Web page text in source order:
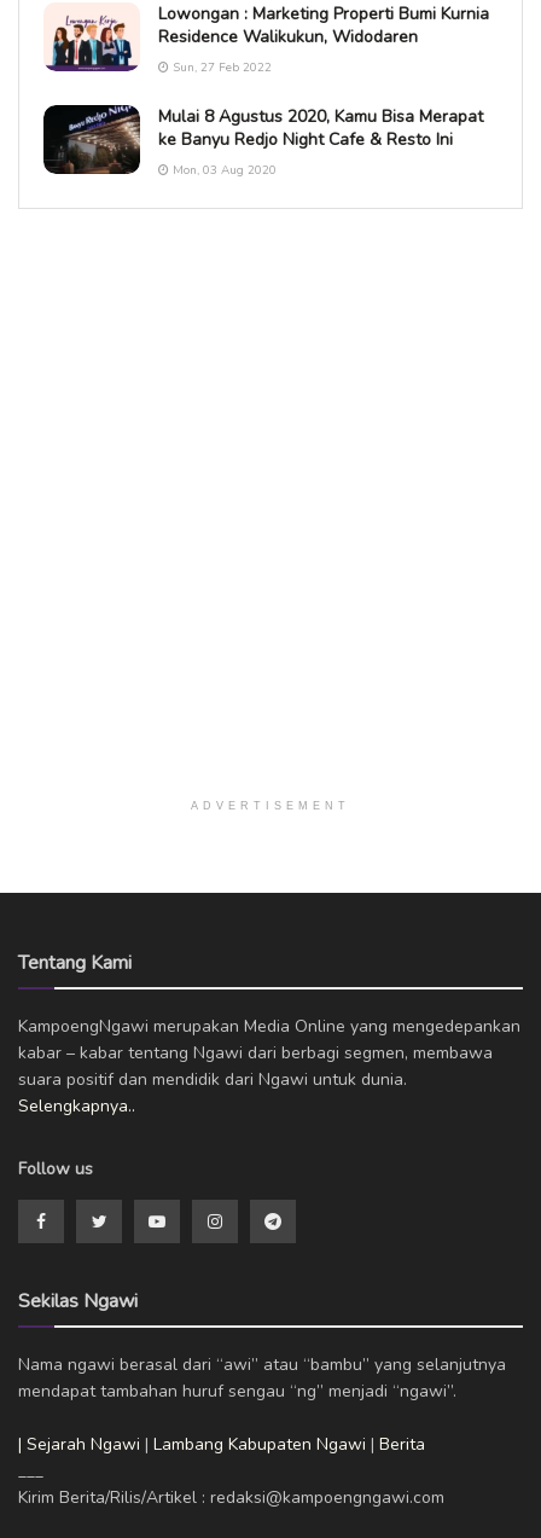
Lowongan : Marketing Properti Bumi Kurnia
Residence Walikukun, Widodaren
Sun, 27 Feb 2022
Mulai 8 Agustus 2020, Kamu Bisa Merapat
ke Banyu Redjo Night Cafe & Resto Ini
Mon, 03 Aug 2020
ADVERTISEMENT
Tentang Kami
KampoengNgawi merupakan Media Online yang mengedepankan
kabar – kabar tentang Ngawi dari berbagi segmen, membawa
suara positif dan mendidik dari Ngawi untuk dunia.
Selengkapnya..
Follow us
Sekilas Ngawi
Nama ngawi berasal dari “awi” atau “bambu” yang selanjutnya
mendapat tambahan huruf sengau “ng” menjadi “ngawi”.
| Sejarah Ngawi | Lambang Kabupaten Ngawi | Berita
Kirim Berita/Rilis/Artikel : redaksi@kampoengngawi.com